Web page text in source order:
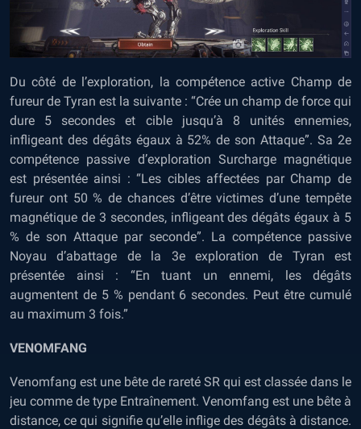
Du côté de l’exploration, la compétence active Champ de
fureur de Tyran est la suivante : “Crée un champ de force qui
dure 5 secondes et cible jusqu’à 8 unités ennemies,
infligeant des dégâts égaux à 52% de son Attaque”. Sa 2e
compétence passive d’exploration Surcharge magnétique
est présentée ainsi : “Les cibles affectées par Champ de
fureur ont 50 % de chances d’être victimes d’une tempête
magnétique de 3 secondes, infligeant des dégâts égaux à 5
% de son Attaque par seconde”. La compétence passive
Noyau d’abattage de la 3e exploration de Tyran est
présentée ainsi : “En tuant un ennemi, les dégâts
augmentent de 5 % pendant 6 secondes. Peut être cumulé
au maximum 3 fois.”
VENOMFANG
Venomfang est une bête de rareté SR qui est classée dans le
jeu comme de type Entraînement. Venomfang est une bête à
distance, ce qui signifie qu’elle inflige des dégâts à distance.